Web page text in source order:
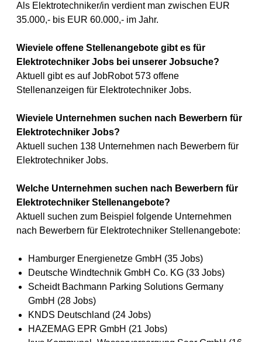
Als Elektrotechniker/in verdient man zwischen EUR
35.000,- bis EUR 60.000,- im Jahr.
Wieviele offene Stellenangebote gibt es für
Elektrotechniker Jobs bei unserer Jobsuche?
Aktuell gibt es auf JobRobot 573 offene
Stellenanzeigen für Elektrotechniker Jobs.
Wieviele Unternehmen suchen nach Bewerbern für
Elektrotechniker Jobs?
Aktuell suchen 138 Unternehmen nach Bewerbern für
Elektrotechniker Jobs.
Welche Unternehmen suchen nach Bewerbern für
Elektrotechniker Stellenangebote?
Aktuell suchen zum Beispiel folgende Unternehmen
nach Bewerbern für Elektrotechniker Stellenangebote:
Hamburger Energienetze GmbH (35 Jobs)
Deutsche Windtechnik GmbH Co. KG (33 Jobs)
Scheidt Bachmann Parking Solutions Germany
GmbH (28 Jobs)
KNDS Deutschland (24 Jobs)
HAZEMAG EPR GmbH (21 Jobs)